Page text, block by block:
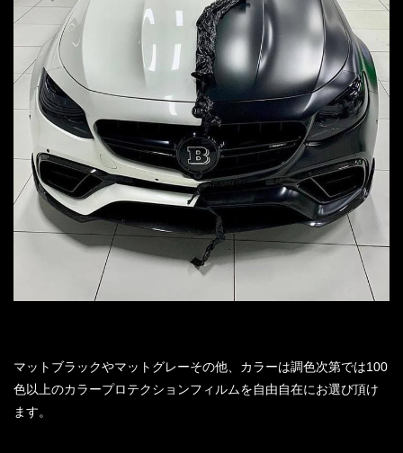
マットブラックやマットグレーその他、カラーは調色次第では100
色以上のカラープロテクションフィルムを自由自在にお選び頂け
ます。